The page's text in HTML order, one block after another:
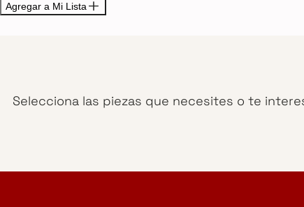
Agregar a Mi Lista
Selecciona las piezas que necesites o te